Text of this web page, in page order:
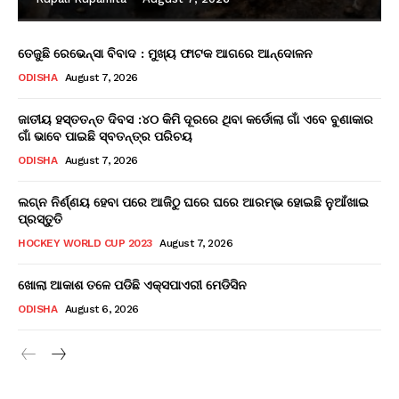
ତେଜୁଛି ରେଭେନ୍ସା ବିବାଦ : ମୁଖ୍ୟ ଫାଟକ ଆଗରେ ଆନ୍ଦୋଳନ
ODISHA August 7, 2026
ଜାତୀୟ ହସ୍ତତନ୍ତ ଦିବସ :୪୦ କିମି ଦୂରରେ ଥିବା କର୍ଡୋଲା ଗାଁ ଏବେ ବୁଣାକାର
ଗାଁ ଭାବେ ପାଇଛି ସ୍ବତନ୍ତ୍ର ପରିଚୟ
ODISHA August 7, 2026
ଲଗ୍ନ ନିର୍ଣ୍ଣୟ ହେବା ପରେ ଆଜିଠୁ ଘରେ ଘରେ ଆରମ୍ଭ ହୋଇଛି ନୁଆଁଖାଇ
ପ୍ରସ୍ତୁତି
HOCKEY WORLD CUP 2023 August 7, 2026
ଖୋଲା ଆକାଶ ତଳେ ପଡିଛି ଏକ୍ସପାଏରୀ ମେଡିସିନ
ODISHA August 6, 2026